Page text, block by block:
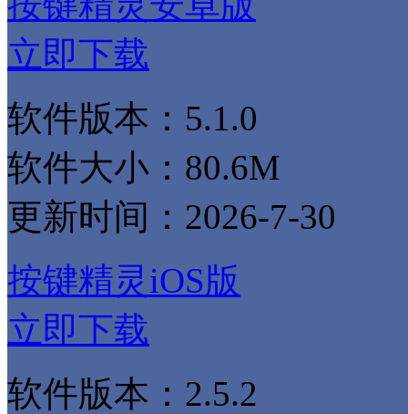
立即下载
软件版本：5.1.0
软件大小：80.6M
更新时间：2026-7-30
按键精灵iOS版
立即下载
软件版本：2.5.2